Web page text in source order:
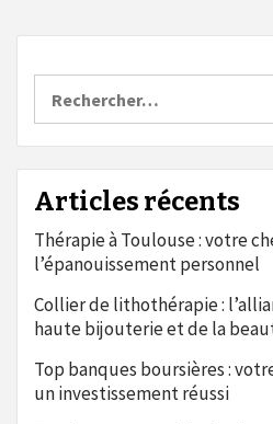
Articles récents
Thérapie à Toulouse : votre
l’épanouissement personnel
Collier de lithothérapie :
haute bijouterie et de la
Top banques boursières :
un investissement réussi